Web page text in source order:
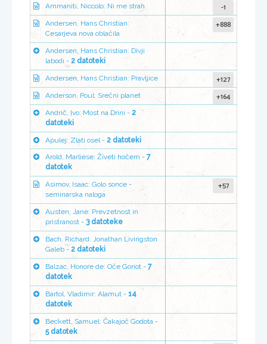
Ammaniti, Niccolo: Ni me strah -1
Andersen, Hans Christian:
Cesarjeva nova oblačila
+888
Andersen, Hans Christian: Divji
labodi - 2 datoteki
Andersen, Hans Christian: Pravljice +127
Anderson, Poul: Srečni planet +164
Andrič, Ivo: Most na Drini - 2
datoteki
Apulej: Zlati osel - 2 datoteki
Arold, Marliese: Živeti hočem - 7
datotek
Asimov, Isaac: Golo sonce -
seminarska naloga
+57
Austen, Jane: Prevzetnost in
pristranost - 3 datoteke
Bach, Richard: Jonathan Livingston
Galeb - 2 datoteki
Balzac, Honore de: Oče Goriot - 7
datotek
Bartol, Vladimir: Alamut - 14
datotek
Beckett, Samuel: Čakajoč Godota -
5 datotek